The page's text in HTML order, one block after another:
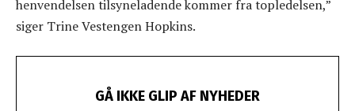
henvendelsen tilsyneladende kommer fra topledelsen,”
siger Trine Vestengen Hopkins.
GÅ IKKE GLIP AF NYHEDER